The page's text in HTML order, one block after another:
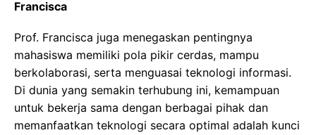
Francisca
Prof. Francisca juga menegaskan pentingnya
mahasiswa memiliki pola pikir cerdas, mampu
berkolaborasi, serta menguasai teknologi informasi.
Di dunia yang semakin terhubung ini, kemampuan
untuk bekerja sama dengan berbagai pihak dan
memanfaatkan teknologi secara optimal adalah kunci